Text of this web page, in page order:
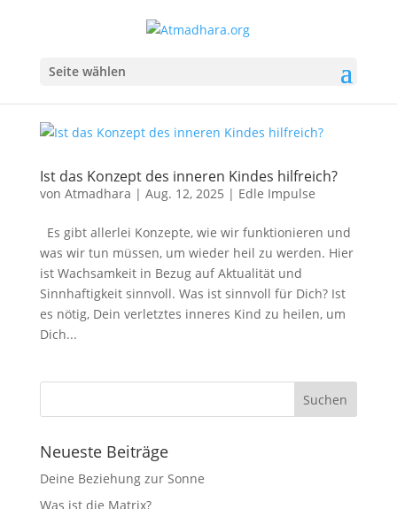
Seite wählen
Ist das Konzept des inneren Kindes hilfreich?
von Atmadhara | Aug. 12, 2025 | Edle Impulse
Es gibt allerlei Konzepte, wie wir funktionieren und
was wir tun müssen, um wieder heil zu werden. Hier
ist Wachsamkeit in Bezug auf Aktualität und
Sinnhaftigkeit sinnvoll. Was ist sinnvoll für Dich? Ist
es nötig, Dein verletztes inneres Kind zu heilen, um
Dich...
Neueste Beiträge
Deine Beziehung zur Sonne
Was ist die Matrix?